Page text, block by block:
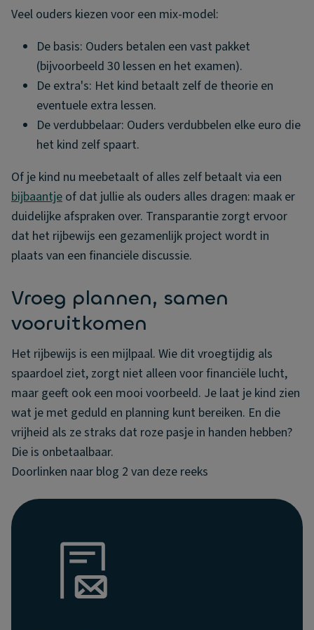
Veel ouders kiezen voor een mix-model:
De basis: Ouders betalen een vast pakket
(bijvoorbeeld 30 lessen en het examen).
De extra's: Het kind betaalt zelf de theorie en
eventuele extra lessen.
De verdubbelaar: Ouders verdubbelen elke euro die
het kind zelf spaart.
Of je kind nu meebetaalt of alles zelf betaalt via een
bijbaantje of dat jullie als ouders alles dragen: maak er
duidelijke afspraken over. Transparantie zorgt ervoor
dat het rijbewijs een gezamenlijk project wordt in
plaats van een financiële discussie.
Vroeg plannen, samen
vooruitkomen
Het rijbewijs is een mijlpaal. Wie dit vroegtijdig als
spaardoel ziet, zorgt niet alleen voor financiële lucht,
maar geeft ook een mooi voorbeeld. Je laat je kind zien
wat je met geduld en planning kunt bereiken. En die
vrijheid als ze straks dat roze pasje in handen hebben?
Die is onbetaalbaar.
Doorlinken naar blog 2 van deze reeks